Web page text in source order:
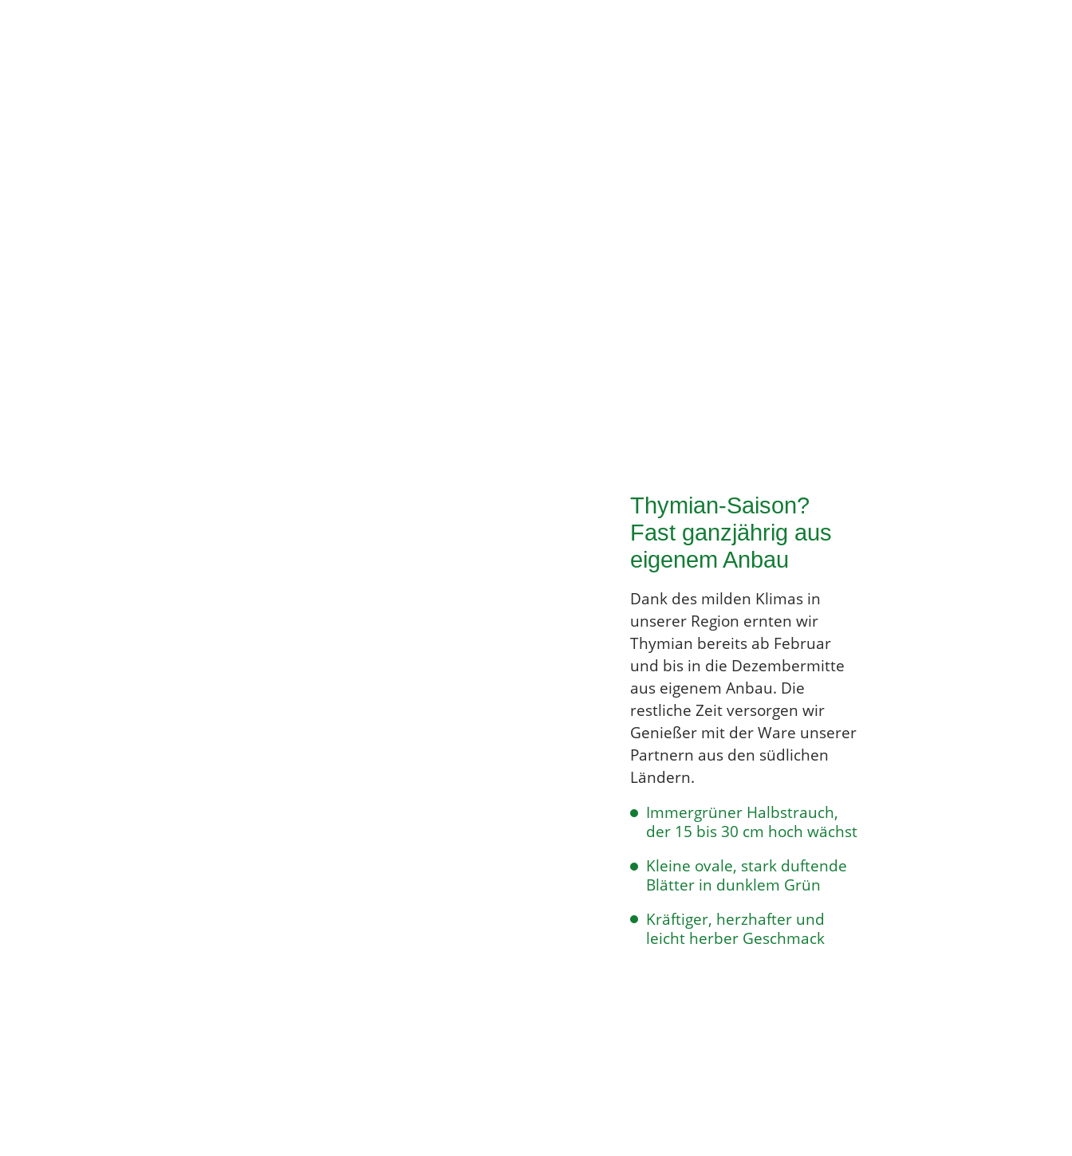
Thymian-Saison?
Fast ganzjährig aus
eigenem Anbau
Dank des milden Klimas in
unserer Region ernten wir
Thymian bereits ab Februar
und bis in die Dezembermitte
aus eigenem Anbau. Die
restliche Zeit versorgen wir
Genießer mit der Ware unserer
Partnern aus den südlichen
Ländern.
Immergrüner Halbstrauch,
der 15 bis 30 cm hoch wächst
Kleine ovale, stark duftende
Blätter in dunklem Grün
Kräftiger, herzhafter und
leicht herber Geschmack